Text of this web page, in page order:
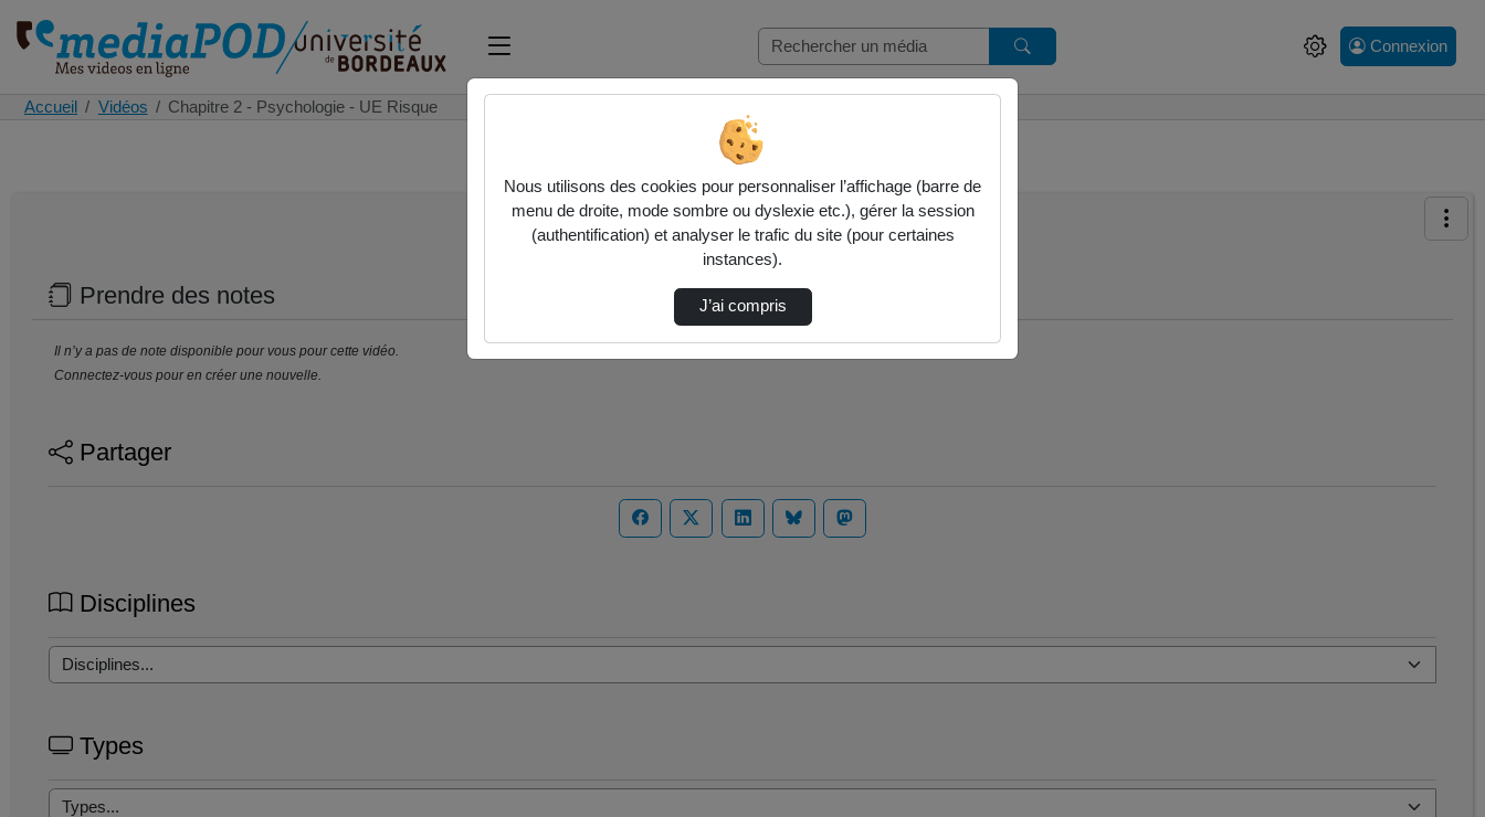
Connexion
Accueil Vidéos Chapitre 2 - Psychologie - UE Risque
Prendre des notes
Il n’y a pas de note disponible pour vous pour cette vidéo.
Connectez-vous pour en créer une nouvelle.
Partager
Disciplines
Types
Nous utilisons des cookies pour personnaliser l’affichage (barre de
menu de droite, mode sombre ou dyslexie etc.), gérer la session
(authentification) et analyser le trafic du site (pour certaines
instances).
J’ai compris